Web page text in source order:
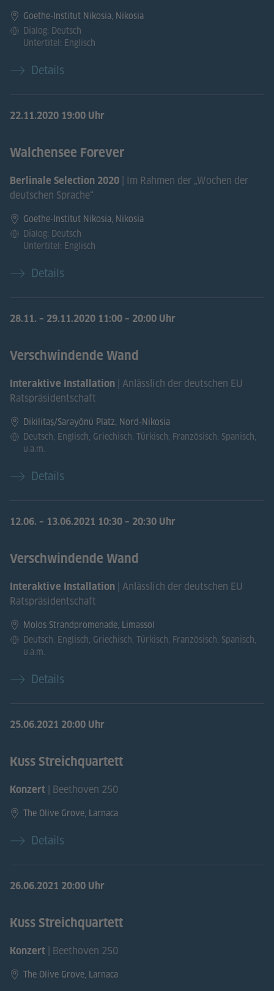
Goethe-Institut Nikosia, Nikosia
Dialog: Deutsch
Untertitel: Englisch
Details
22.11.2020 19:00 Uhr
Walchensee Forever
Berlinale Selection 2020 | Im Rahmen der „Wochen der
deutschen Sprache“
Goethe-Institut Nikosia, Nikosia
Dialog: Deutsch
Untertitel: Englisch
Details
28.11. – 29.11.2020 11:00 – 20:00 Uhr
Verschwindende Wand
Interaktive Installation | Anlässlich der deutschen EU
Ratspräsidentschaft
Dikilitaş/Sarayönü Platz, Nord-Nikosia
Deutsch, Englisch, Griechisch, Türkisch, Französisch, Spanisch,
u.a.m.
Details
12.06. – 13.06.2021 10:30 – 20:30 Uhr
Verschwindende Wand
Interaktive Installation | Anlässlich der deutschen EU
Ratspräsidentschaft
Molos Strandpromenade, Limassol
Deutsch, Englisch, Griechisch, Türkisch, Französisch, Spanisch,
u.a.m.
Details
25.06.2021 20:00 Uhr
Kuss Streichquartett
Konzert | Beethoven 250
The Olive Grove, Larnaca
Details
26.06.2021 20:00 Uhr
Kuss Streichquartett
Konzert | Beethoven 250
The Olive Grove, Larnaca